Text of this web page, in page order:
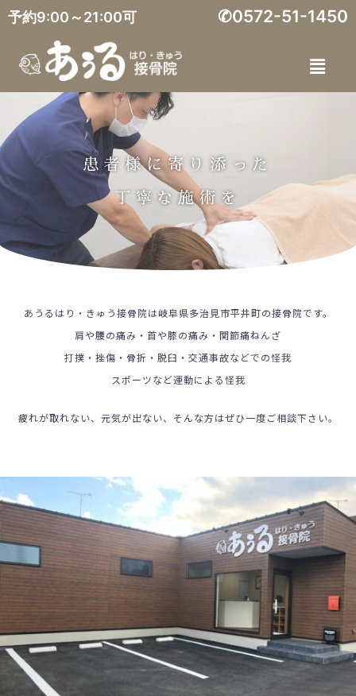
予約9:00～21:00可 ✆0572-51-1450
患者様に寄り添った
丁寧な施術を
あうるはり・きゅう接骨院は岐阜県多治見市平井町の接骨院です。
肩や腰の痛み・首や膝の痛み・関節痛ねんざ
打撲・挫傷・骨折・脱臼・交通事故などでの怪我
スポーツなど運動による怪我
疲れが取れない、元気が出ない、そんな方はぜひ一度ご相談下さい。